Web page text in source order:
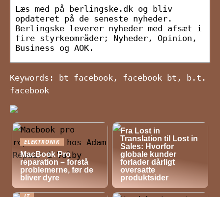
Læs med på berlingske.dk og bliv
opdateret på de seneste nyheder.
Berlingske leverer nyheder med afsæt i
fire styrkeområder; Nyheder, Opinion,
Business og AOK.
Keywords: bt facebook, facebook bt, b.t.
facebook
ELEKTRONIK
MacBook Pro
reparation – forstå
problemerne, før de
bliver dyre
Fra Lost in
Translation til Lost in
Sales: Hvorfor
globale kunder
forlader dårligt
oversatte
produktsider